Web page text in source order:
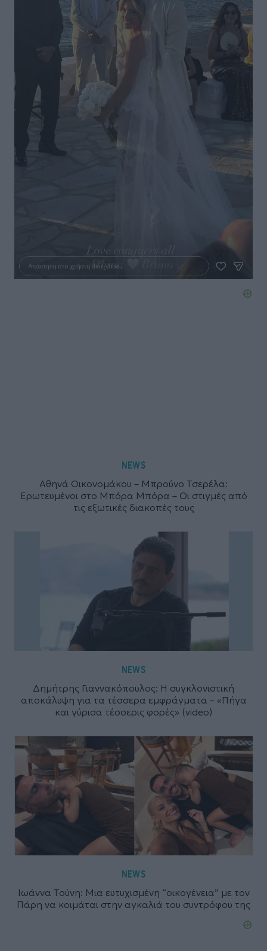
NEWS
Αθηνά Οικονομάκου – Μπρούνο Τσερέλα:
Ερωτευμένοι στο Μπόρα Μπόρα – Οι στιγμές από
τις εξωτικές διακοπές τους
NEWS
Δημήτρης Γιαννακόπουλος: Η συγκλονιστική
αποκάλυψη για τα τέσσερα εμφράγματα – «Πήγα
και γύρισα τέσσερις φορές» (video)
NEWS
Ιωάννα Τούνη: Μια ευτυχισμένη “οικογένεια” με τον
Πάρη να κοιμάται στην αγκαλιά του συντρόφου της